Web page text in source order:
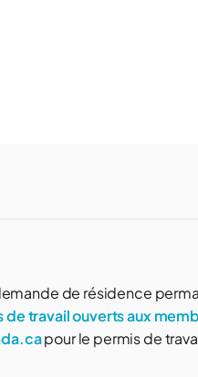
de résidence
de travail ouverts aux
pour le permis de